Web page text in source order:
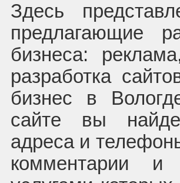
Здесь
предлагающие
бизнеса:
разработка
бизнес в
сайте вы
адреса и
комментарии и